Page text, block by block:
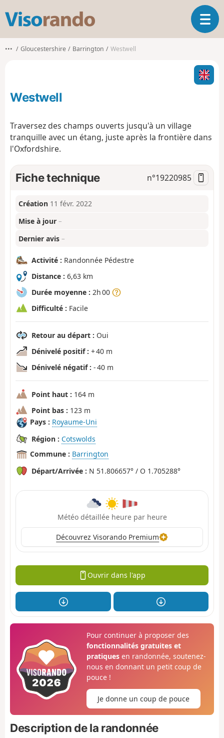
s
o
O
u
i
r
l
i
t
••• Gloucestershire Barrington Westwell
Westwell
Traversez des champs ouverts jusqu'à un village
tranquille avec un étang, juste après la frontière dans
l'Oxfordshire.
Fiche technique n°19220985
Création 11 févr. 2022
Mise à jour –
Dernier avis –
Activité : Randonnée Pédestre
Distance : 6,63 km
Durée moyenne : 2h 00
Difficulté : Facile
Retour au départ : Oui
Dénivelé positif : + 40 m
Dénivelé négatif : - 40 m
Point haut : 164 m
Point bas : 123 m
Pays : Royaume-Uni
Région : Cotswolds
Commune : Barrington
Départ/Arrivée : N 51.806657° / O 1.705288°
Météo détaillée heure par heure
Découvrez Visorando Premium
Ouvrir dans l'app
Pour continuer à proposer des
fonctionnalités gratuites et
pratiquesen randonnée, soutenez-
nous en donnant un petit coup de
pouce !
Je donne un coup de pouce
Description de la randonnée